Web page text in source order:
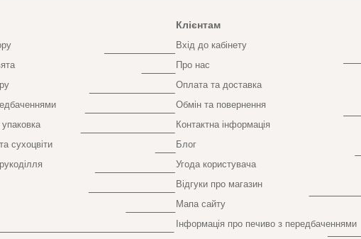
сухоцвіти
Клієнтам
Вхід до кабінету
Про нас
Оплата та доставка
Обмін та повернення
Контактна інформація
Блог
Угода користувача
Відгуки про магазин
Мапа сайту
Інформація про печиво з передбаченнями